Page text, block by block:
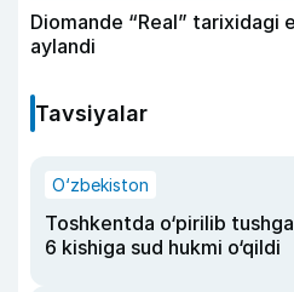
Diomande “Real”
aylandi
Tavsiyalar
O‘zbekiston
Toshkentda o‘pirilib
6 kishiga sud hukmi o‘qildi